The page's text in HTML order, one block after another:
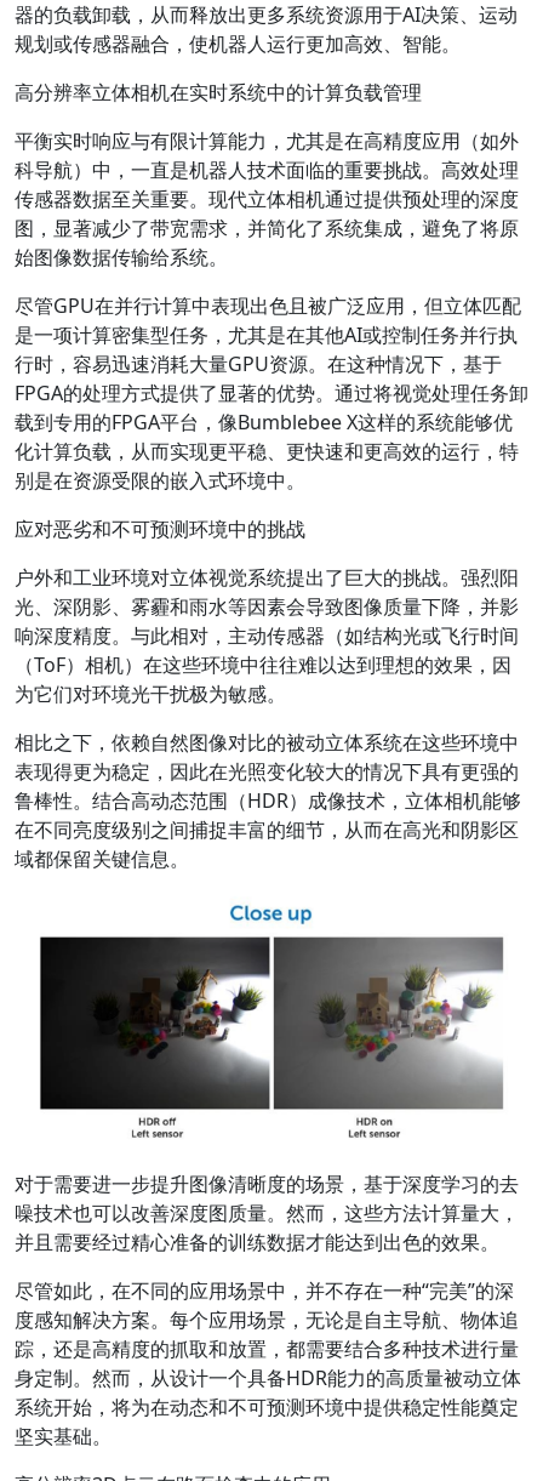
器的负载卸载，从而释放出更多系统资源用于AI决策、运动
规划或传感器融合，使机器人运行更加高效、智能。
高分辨率立体相机在实时系统中的计算负载管理
平衡实时响应与有限计算能力，尤其是在高精度应用（如外
科导航）中，一直是机器人技术面临的重要挑战。高效处理
传感器数据至关重要。现代立体相机通过提供预处理的深度
图，显著减少了带宽需求，并简化了系统集成，避免了将原
始图像数据传输给系统。
尽管GPU在并行计算中表现出色且被广泛应用，但立体匹配
是一项计算密集型任务，尤其是在其他AI或控制任务并行执
行时，容易迅速消耗大量GPU资源。在这种情况下，基于
FPGA的处理方式提供了显著的优势。通过将视觉处理任务卸
载到专用的FPGA平台，像Bumblebee X这样的系统能够优
化计算负载，从而实现更平稳、更快速和更高效的运行，特
别是在资源受限的嵌入式环境中。
应对恶劣和不可预测环境中的挑战
户外和工业环境对立体视觉系统提出了巨大的挑战。强烈阳
光、深阴影、雾霾和雨水等因素会导致图像质量下降，并影
响深度精度。与此相对，主动传感器（如结构光或飞行时间
（ToF）相机）在这些环境中往往难以达到理想的效果，因
为它们对环境光干扰极为敏感。
相比之下，依赖自然图像对比的被动立体系统在这些环境中
表现得更为稳定，因此在光照变化较大的情况下具有更强的
鲁棒性。结合高动态范围（HDR）成像技术，立体相机能够
在不同亮度级别之间捕捉丰富的细节，从而在高光和阴影区
域都保留关键信息。
对于需要进一步提升图像清晰度的场景，基于深度学习的去
噪技术也可以改善深度图质量。然而，这些方法计算量大，
并且需要经过精心准备的训练数据才能达到出色的效果。
尽管如此，在不同的应用场景中，并不存在一种“完美”的深
度感知解决方案。每个应用场景，无论是自主导航、物体追
踪，还是高精度的抓取和放置，都需要结合多种技术进行量
身定制。然而，从设计一个具备HDR能力的高质量被动立体
系统开始，将为在动态和不可预测环境中提供稳定性能奠定
坚实基础。